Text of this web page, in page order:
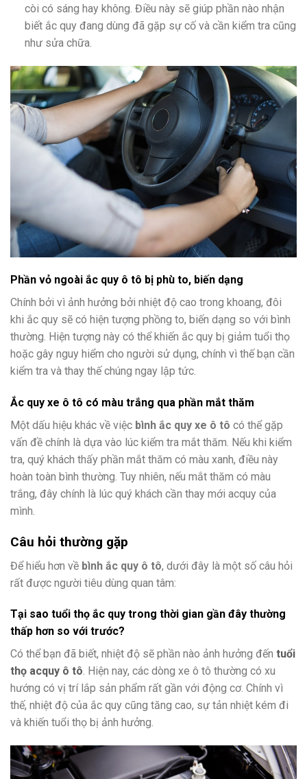
còi có sáng hay không. Điều này sẽ giúp phần nào nhận
biết ắc quy đang dùng đã gặp sự cố và cần kiểm tra cũng
như sửa chữa.
Phần vỏ ngoài ắc quy ô tô bị phù to, biến dạng
Chính bởi vì ảnh hưởng bởi nhiệt độ cao trong khoang, đôi
khi ắc quy sẽ có hiện tượng phồng to, biến dạng so với bình
thường. Hiện tượng này có thể khiến ắc quy bị giảm tuổi thọ
hoặc gây nguy hiểm cho người sử dụng, chính vì thế bạn cần
kiểm tra và thay thế chúng ngay lập tức.
Ắc quy xe ô tô có màu trắng qua phần mắt thăm
Một dấu hiệu khác về việc bình ắc quy xe ô tô có thể gặp
vấn đề chính là dựa vào lúc kiểm tra mắt thăm. Nếu khi kiểm
tra, quý khách thấy phần mắt thăm có màu xanh, điều này
hoàn toàn bình thường. Tuy nhiên, nếu mắt thăm có màu
trắng, đây chính là lúc quý khách cần thay mới acquy của
mình.
Câu hỏi thường gặp
Để hiểu hơn về bình ắc quy ô tô, dưới đây là một số câu hỏi
rất được người tiêu dùng quan tâm:
Tại sao tuổi thọ ắc quy trong thời gian gần đây thường
thấp hơn so với trước?
Có thể bạn đã biết, nhiệt độ sẽ phần nào ảnh hưởng đến tuổi
thọ acquy ô tô. Hiện nay, các dòng xe ô tô thường có xu
hướng có vị trí lắp sản phẩm rất gần với động cơ. Chính vì
thế, nhiệt độ của ắc quy cũng tăng cao, sự tản nhiệt kém đi
và khiến tuổi thọ bị ảnh hưởng.